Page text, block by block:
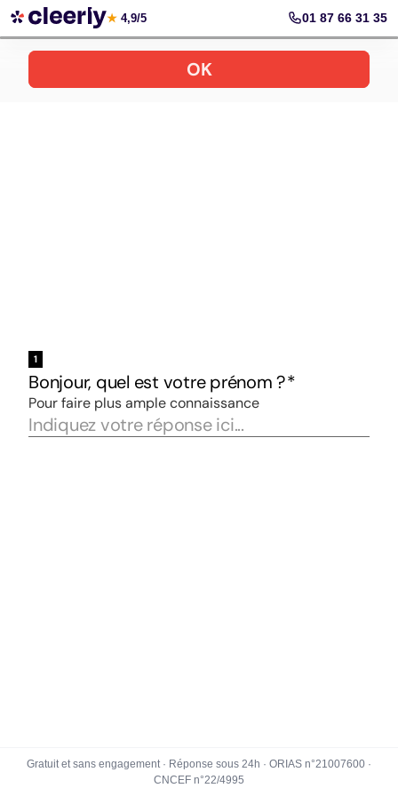
Votre simulation gratuite et personnalisée
★ 4,9/5 01 87 66 31 35
Gratuit et sans engagement · Réponse sous 24h · ORIAS n°21007600 ·
CNCEF n°22/4995